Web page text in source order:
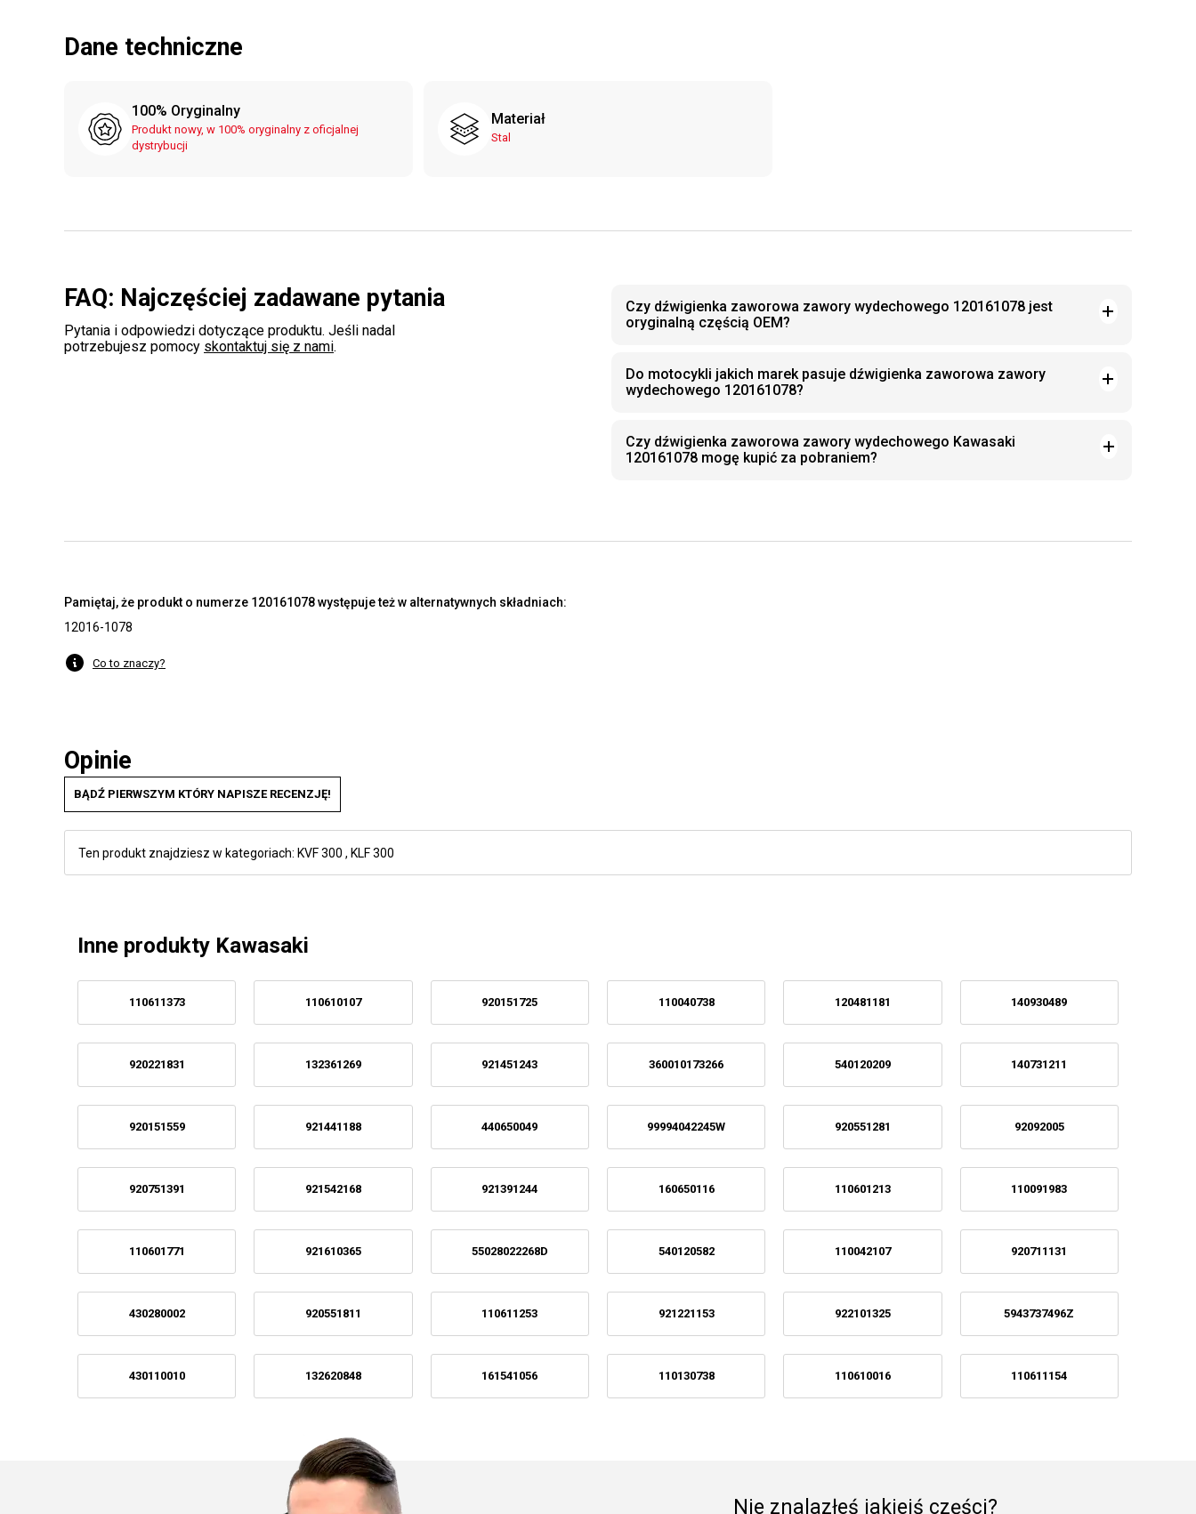
Dane techniczne
100% Oryginalny
Produkt nowy, w 100% oryginalny z oficjalnej
dystrybucji
Materiał
Stal
FAQ: Najczęściej zadawane pytania
Pytania i odpowiedzi dotyczące produktu. Jeśli nadal
potrzebujesz pomocy skontaktuj się z nami.
Czy dźwigienka zaworowa zawory wydechowego 120161078 jest
oryginalną częścią OEM?
Do motocykli jakich marek pasuje dźwigienka zaworowa zawory
wydechowego 120161078?
Czy dźwigienka zaworowa zawory wydechowego Kawasaki
120161078 mogę kupić za pobraniem?
Pamiętaj, że produkt o numerze 120161078 występuje też w alternatywnych składniach:
12016-1078
Co to znaczy?
Opinie
BĄDŹ PIERWSZYM KTÓRY NAPISZE RECENZJĘ!
Ten produkt znajdziesz w kategoriach: KVF 300 , KLF 300
Inne produkty Kawasaki
110611373 110610107 920151725 110040738 120481181 140930489
920221831 132361269 921451243 360010173266 540120209 140731211
920151559 921441188 440650049 99994042245W 920551281 92092005
920751391 921542168 921391244 160650116 110601213 110091983
110601771 921610365 55028022268D 540120582 110042107 920711131
430280002 920551811 110611253 921221153 922101325 5943737496Z
430110010 132620848 161541056 110130738 110610016 110611154
Nie znalazłeś jakiejś części?